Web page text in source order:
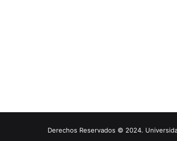
Derechos Reservados © 2024.